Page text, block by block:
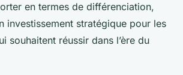
en termes de différenciation,
investissement stratégique pour les
souhaitent réussir dans l’ère du